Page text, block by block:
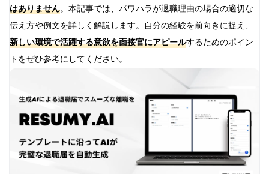
はありません。本記事では、パワハラが退職理由の場合の適切な
伝え方や例文を詳しく解説します。自分の経験を前向きに捉え、
新しい環境で活躍する意欲を面接官にアピールするためのポイン
トをぜひ参考にしてください。